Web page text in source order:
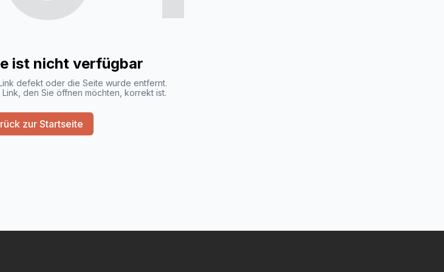
ist nicht verfügbar
defekt oder die Seite wurde entfernt.
den Sie öffnen möchten, korrekt ist.
zur Startseite